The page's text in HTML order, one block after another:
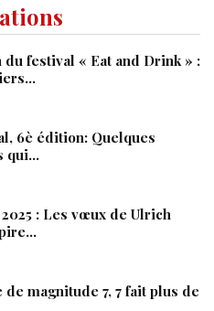
festival « Eat and Drink » :
6è édition: Quelques
qui…
: Les vœux de Ulrich
magnitude 7, 7 fait plus de